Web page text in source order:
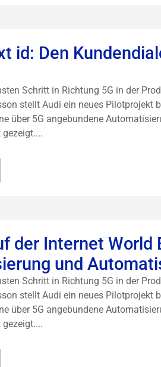
id: Den
Schritt in Richtung 5G in der
stellt Audi ein neues Pilotprojekt
über 5G angebundene
der Internet World
und
Schritt in Richtung 5G in der
stellt Audi ein neues Pilotprojekt
über 5G angebundene